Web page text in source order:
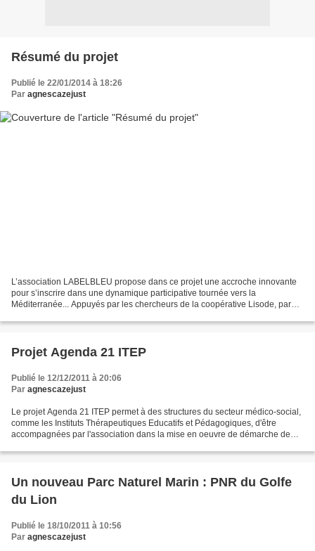
Résumé du projet
Publié le 22/01/2014 à 18:26
Par agnescazejust
L’association LABELBLEU propose dans ce projet une accroche innovante
pour s’inscrire dans une dynamique participative tournée vers la
Méditerranée... Appuyés par les chercheurs de la coopérative Lisode, par
Projet Agenda 21 ITEP
Publié le 12/12/2011 à 20:06
Par agnescazejust
Le projet Agenda 21 ITEP permet à des structures du secteur médico-social,
comme les Instituts Thérapeutiques Educatifs et Pédagogiques, d'être
accompagnées par l'association dans la mise en oeuvre de démarche de
Un nouveau Parc Naturel Marin : PNR du Golfe
du Lion
Publié le 18/10/2011 à 10:56
Par agnescazejust